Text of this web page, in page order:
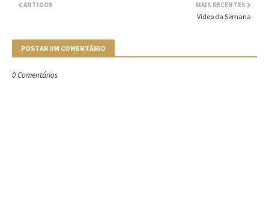
MAIS RECENTES
Vídeo da Semana
ANTIGOS
POSTAR UM COMENTÁRIO
0 Comentários